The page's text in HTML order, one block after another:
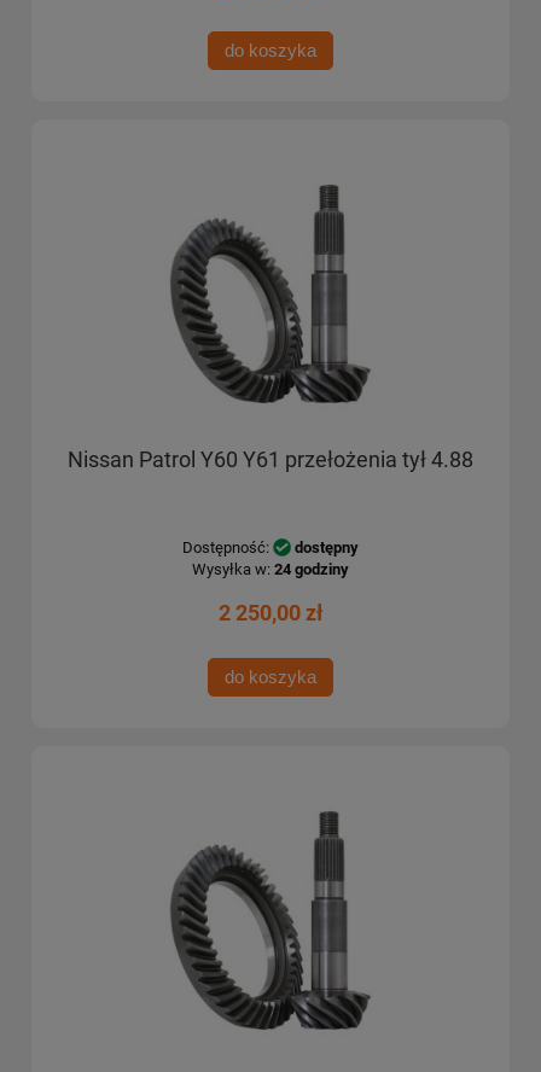
do koszyka
Nissan Patrol Y60 Y61 przełożenia tył 4.88
Dostępność:
dostępny
Wysyłka w: 24 godziny
2 250,00 zł
do koszyka